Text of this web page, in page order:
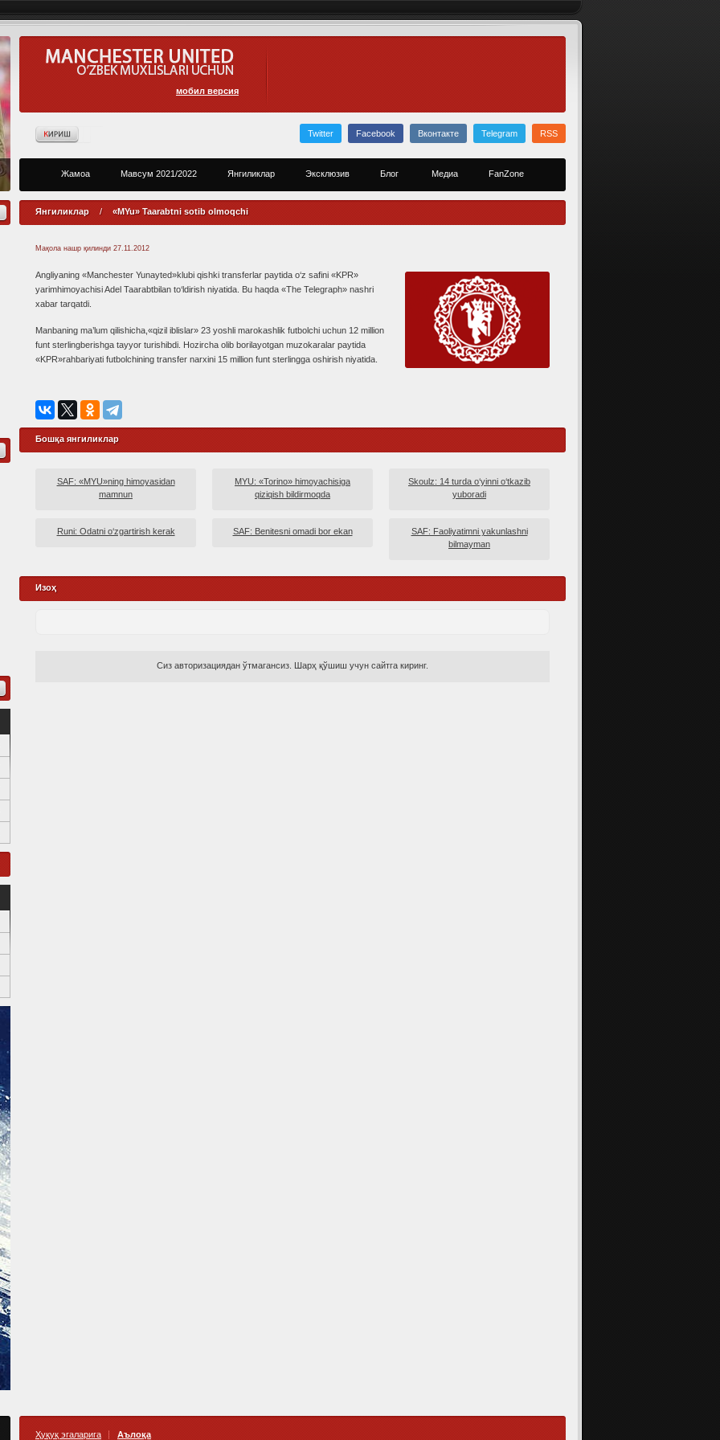
мобил версия
Twitter Facebook Вконтакте Telegram RSS
Жамоа Мавсум 2021/2022 Янгиликлар Эксклюзив Блог Медиа FanZone
Янгиликлар / «MYu» Taarabtni sotib olmoqchi
Мақола нашр қилинди 27.11.2012
Angliyaning «Manchester Yunayted»klubi qishki transferlar paytida o‘z safini «KPR»
yarimhimoyachisi Adel Taarabtbilan to‘ldirish niyatida. Bu haqda «The Telegraph» nashri
xabar tarqatdi.
Manbaning ma’lum qilishicha,«qizil iblislar» 23 yoshli marokashlik futbolchi uchun 12 million
funt sterlingberishga tayyor turishibdi. Hozircha olib borilayotgan muzokaralar paytida
«KPR»rahbariyati futbolchining transfer narxini 15 million funt sterlingga oshirish niyatida.
Бошқа янгиликлар
SAF: «MYU»ning himoyasidan
mamnun
MYU: «Torino» himoyachisiga
qiziqish bildirmoqda
Skoulz: 14 turda o‘yinni o‘tkazib
yuboradi
Runi: Odatni o‘zgartirish kerak SAF: Benitesni omadi bor ekan
SAF: Faoliyatimni yakunlashni
bilmayman
Изоҳ
Сиз авторизациядан ўтмагансиз. Шарҳ қўшиш учун сайтга киринг.
Ҳуқуқ эгаларига Аълоқа